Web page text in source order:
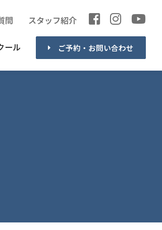
ール ご予約・お問い合わせ
問 スタッフ紹介